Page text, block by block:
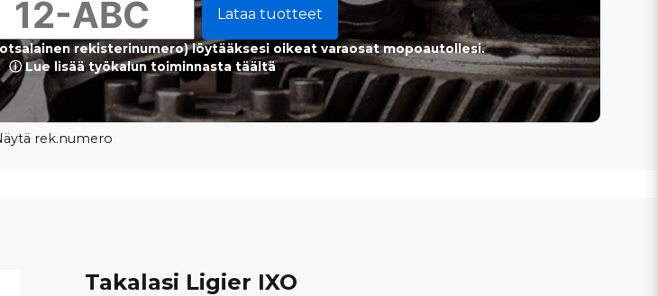
Lataa tuotteet
rekisterinumero) löytääksesi oikeat varaosat mopoautollesi.
ⓘ Lue lisää työkalun toiminnasta täältä
rek.numero
Takalasi Ligier IXO